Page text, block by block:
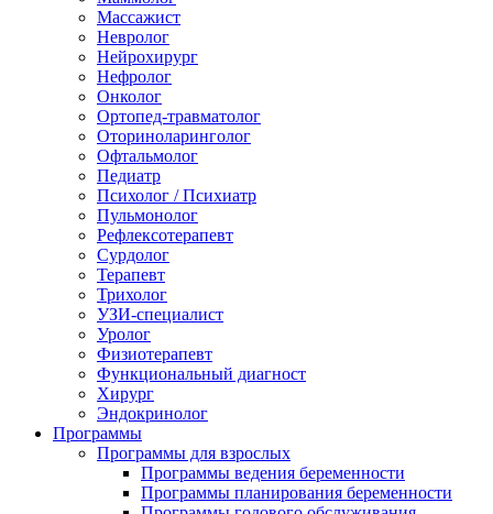
Массажист
Невролог
Нейрохирург
Нефролог
Онколог
Ортопед-травматолог
Оториноларинголог
Офтальмолог
Педиатр
Психолог / Психиатр
Пульмонолог
Рефлексотерапевт
Сурдолог
Терапевт
Трихолог
УЗИ-специалист
Уролог
Физиотерапевт
Функциональный диагност
Хирург
Эндокринолог
Программы
Программы для взрослых
Программы ведения беременности
Программы планирования беременности